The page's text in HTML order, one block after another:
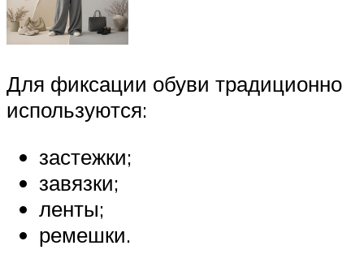
Для фиксации обуви традиционно
используются:
застежки;
завязки;
ленты;
ремешки.